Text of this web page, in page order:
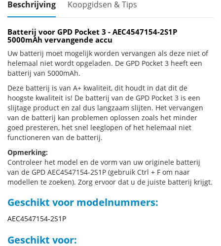
Beschrijving Koopgidsen & Tips
Batterij voor GPD Pocket 3 - AEC4547154-2S1P
5000mAh vervangende accu
Uw batterij moet mogelijk worden vervangen als deze niet of
helemaal niet wordt opgeladen. De GPD Pocket 3 heeft een
batterij van 5000mAh.
Deze batterij is van A+ kwaliteit, dit houdt in dat dit de
hoogste kwaliteit is! De batterij van de GPD Pocket 3 is een
slijtage product en zal dus langzaam slijten. Het vervangen
van de batterij kan problemen oplossen zoals het minder
goed presteren, het snel leeglopen of het helemaal niet
functioneren van de batterij.
Opmerking:
Controleer het model en de vorm van uw originele batterij
van de GPD AEC4547154-2S1P (gebruik Ctrl + F om naar
modellen te zoeken). Zorg ervoor dat u de juiste batterij krijgt.
Geschikt voor modelnummers:
AEC4547154-2S1P
Geschikt voor: